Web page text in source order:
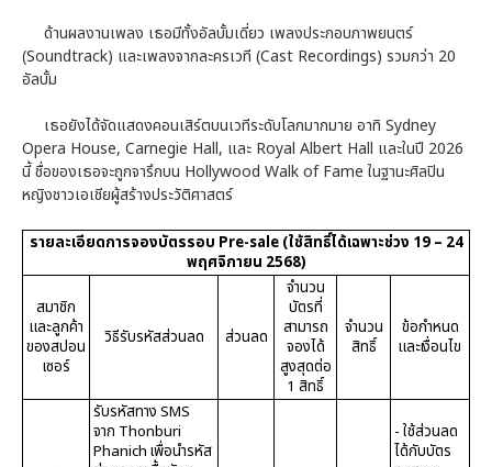
ด้านผลงานเพลง เธอมีทั้งอัลบั้มเดี่ยว เพลงประกอบภาพยนตร์
(Soundtrack) และเพลงจากละครเวที (Cast Recordings) รวมกว่า 20
อัลบั้ม
เธอยังได้จัดแสดงคอนเสิร์ตบนเวทีระดับโลกมากมาย อาทิ Sydney
Opera House, Carnegie Hall, และ Royal Albert Hall และในปี 2026
นี้ ชื่อของเธอจะถูกจารึกบน Hollywood Walk of Fame ในฐานะศิลปิน
หญิงชาวเอเชียผู้สร้างประวัติศาสตร์
รายละเอียดการจองบัตรรอบ Pre-sale (ใช้สิทธิ์ได้เฉพาะช่วง 19 – 24
พฤศจิกายน 2568)
สมาชิก
และลูกค้า
ของสปอน
เซอร์
วิธีรับรหัสส่วนลด ส่วนลด
จำนวน
บัตรที่
สามารถ
จองได้
สูงสุดต่อ
1 สิทธิ์
จำนวน
สิทธิ์
ข้อกำหนด
และเงื่อนไข
รับรหัสทาง SMS
จาก Thonburi
Phanich เพื่อนำรหัส
- ใช้ส่วนลด
ได้กับบัตร